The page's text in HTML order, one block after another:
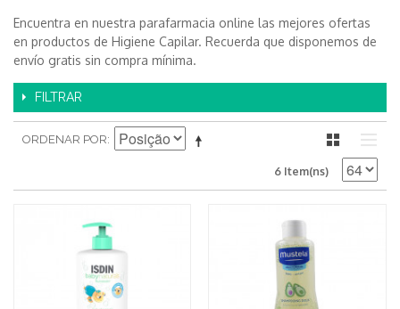
Encuentra en nuestra parafarmacia online las mejores ofertas
en productos de Higiene Capilar. Recuerda que disponemos de
envío gratis sin compra mínima.
FILTRAR
ORDENAR POR
6 Item(ns)